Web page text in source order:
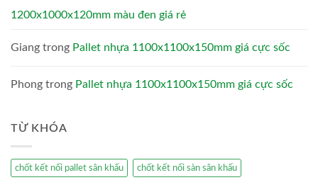
1200x1000x120mm màu đen giá rẻ
Giang trong Pallet nhựa 1100x1100x150mm giá cực sốc
Phong trong Pallet nhựa 1100x1100x150mm giá cực sốc
TỪ KHÓA
chốt kết nối pallet sân khấu chốt kết nối sàn sân khấu